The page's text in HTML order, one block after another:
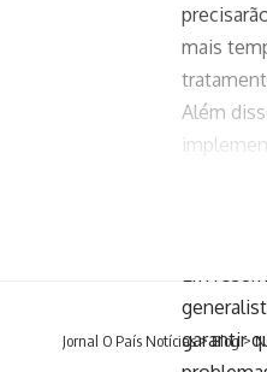
mais
Além
para
garantir
Jornal O País Notícias>Blog>